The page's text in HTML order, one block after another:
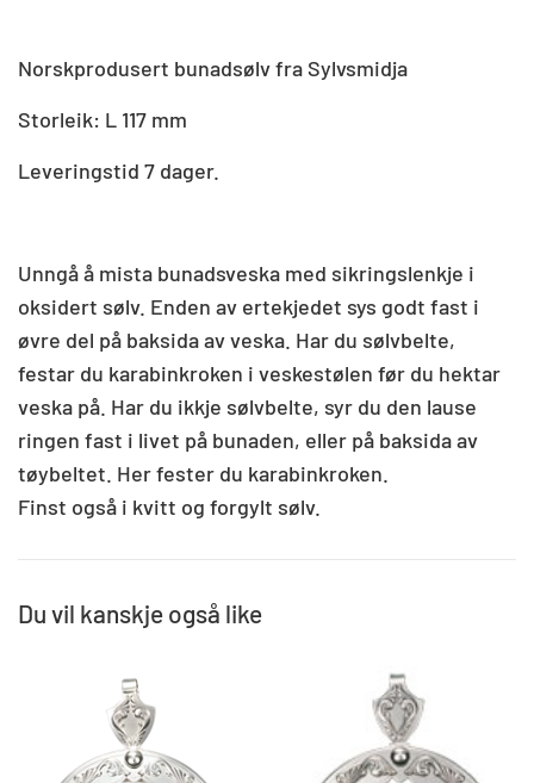
Norskprodusert bunadsølv fra Sylvsmidja
Storleik: L 117 mm
Leveringstid 7 dager.
Unngå å mista bunadsveska med sikringslenkje i
oksidert sølv. Enden av ertekjedet sys godt fast i
øvre del på baksida av veska. Har du sølvbelte,
festar du karabinkroken i veskestølen før du hektar
veska på. Har du ikkje sølvbelte, syr du den lause
ringen fast i livet på bunaden, eller på baksida av
tøybeltet. Her fester du karabinkroken.
Finst også i kvitt og forgylt sølv.
Du vil kanskje også like